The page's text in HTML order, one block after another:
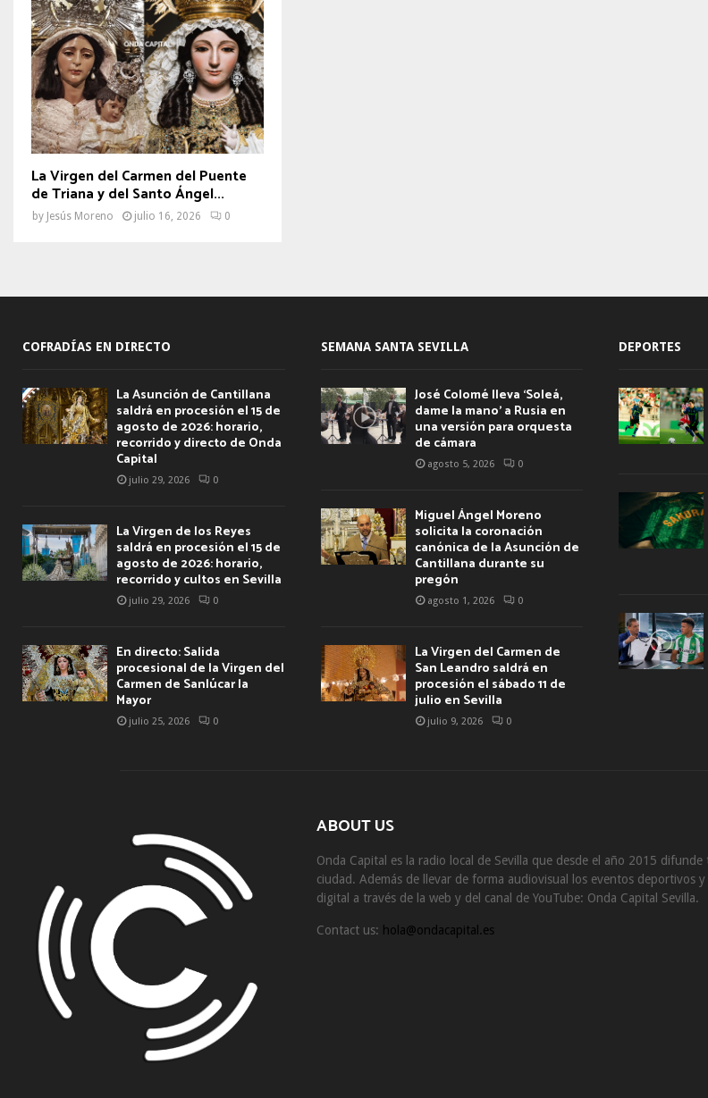
La Virgen del Carmen del Puente
de Triana y del Santo Ángel...
by Jesús Moreno julio 16, 2026 0
COFRADÍAS EN DIRECTO
La Asunción de Cantillana
saldrá en procesión el 15 de
agosto de 2026: horario,
recorrido y directo de Onda
Capital
julio 29, 2026 0
La Virgen de los Reyes
saldrá en procesión el 15 de
agosto de 2026: horario,
recorrido y cultos en Sevilla
julio 29, 2026 0
En directo: Salida
procesional de la Virgen del
Carmen de Sanlúcar la
Mayor
julio 25, 2026 0
SEMANA SANTA SEVILLA
José Colomé lleva ‘Soleá,
dame la mano’ a Rusia en
una versión para orquesta
de cámara
agosto 5, 2026 0
Miguel Ángel Moreno
solicita la coronación
canónica de la Asunción de
Cantillana durante su
pregón
agosto 1, 2026 0
La Virgen del Carmen de
San Leandro saldrá en
procesión el sábado 11 de
julio en Sevilla
julio 9, 2026 0
DEPORTES
ABOUT US
Onda Capital es la radio local de Sevilla que desde el año 2015
ciudad. Además de llevar de forma audiovisual los eventos deportivos
digital a través de la web y del canal de YouTube: Onda Capital Sevilla.
Contact us: hola@ondacapital.es